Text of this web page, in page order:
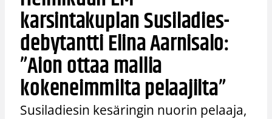
karsintakuplan Susiladies-
debytantti Elina Aarnisalo:
”Aion ottaa mallia
kokeneimmilta pelaajilta”
Susiladiesin kesäringin nuorin pelaaja,